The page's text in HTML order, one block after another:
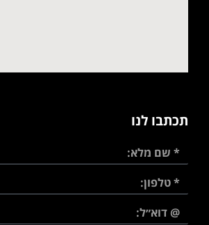
תכתבו לנו